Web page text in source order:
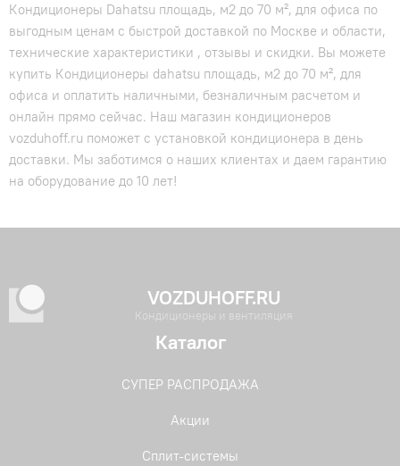
Кондиционеры Dahatsu площадь, м2 до 70 м², для офиса по
выгодным ценам с быстрой доставкой по Москве и области,
технические характеристики , отзывы и скидки. Вы можете
купить Кондиционеры dahatsu площадь, м2 до 70 м², для
офиса и оплатить наличными, безналичным расчетом и
онлайн прямо сейчас. Наш магазин кондиционеров
vozduhoff.ru поможет с установкой кондиционера в день
доставки. Мы заботимся о наших клиентах и даем гарантию
на оборудование до 10 лет!
VOZDUHOFF.RU
Кондиционеры и вентиляция
Каталог
СУПЕР РАСПРОДАЖА
Акции
Сплит-системы